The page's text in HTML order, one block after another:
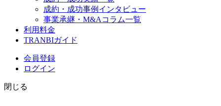
成約・成功事例インタビュー
事業承継・M&Aコラム一覧
利用料金
TRANBIガイド
会員登録
ログイン
閉じる